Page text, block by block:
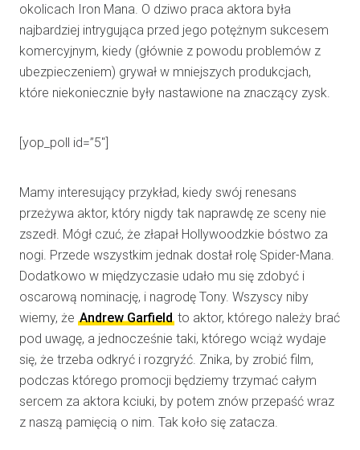
okolicach Iron Mana. O dziwo praca aktora była
najbardziej intrygująca przed jego potężnym sukcesem
komercyjnym, kiedy (głównie z powodu problemów z
ubezpieczeniem) grywał w mniejszych produkcjach,
które niekoniecznie były nastawione na znaczący zysk.
[yop_poll id=”5″]
Mamy interesujący przykład, kiedy swój renesans
przeżywa aktor, który nigdy tak naprawdę ze sceny nie
zszedł. Mógł czuć, że złapał Hollywoodzkie bóstwo za
nogi. Przede wszystkim jednak dostał rolę Spider-Mana.
Dodatkowo w międzyczasie udało mu się zdobyć i
oscarową nominację, i nagrodę Tony. Wszyscy niby
wiemy, że Andrew Garfield to aktor, którego należy brać
pod uwagę, a jednocześnie taki, którego wciąż wydaje
się, że trzeba odkryć i rozgryźć. Znika, by zrobić film,
podczas którego promocji będziemy trzymać całym
sercem za aktora kciuki, by potem znów przepaść wraz
z naszą pamięcią o nim. Tak koło się zatacza.